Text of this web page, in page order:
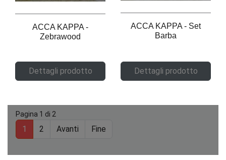
ACCA KAPPA -
Zebrawood
Dettagli prodotto
ACCA KAPPA - Set
Barba
Dettagli prodotto
Pagina 1 di 2
1 2 Avanti Fine